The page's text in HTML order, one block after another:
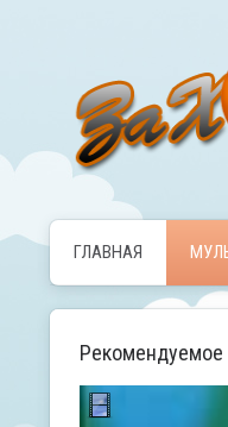
ГЛАВНАЯ
Рекомендуемое